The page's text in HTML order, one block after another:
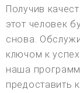
Получив
этот человек
снова.
ключом к
наша
предоставить